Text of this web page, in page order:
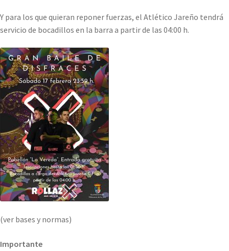
Y para los que quieran reponer fuerzas, el Atlético Jareño tendrá
servicio de bocadillos en la barra a partir de las 04:00 h.
(ver bases y normas)
Importante